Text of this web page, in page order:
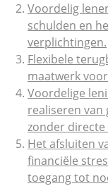
Voordelig
schulden en
verplichtingen.
Flexibele
maatwerk
Voordelige
realiseren
zonder
Het afsluiten
financiële
toegang tot